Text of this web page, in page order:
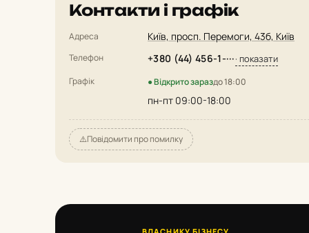
Контакти і графік
Адреса Київ, просп. Перемоги, 43б, Київ
Телефон +380 (44) 456-1-···· показати
Графік ● Відкрито зараздо 18:00
пн-пт 09:00-18:00
⚠️Повідомити про помилку